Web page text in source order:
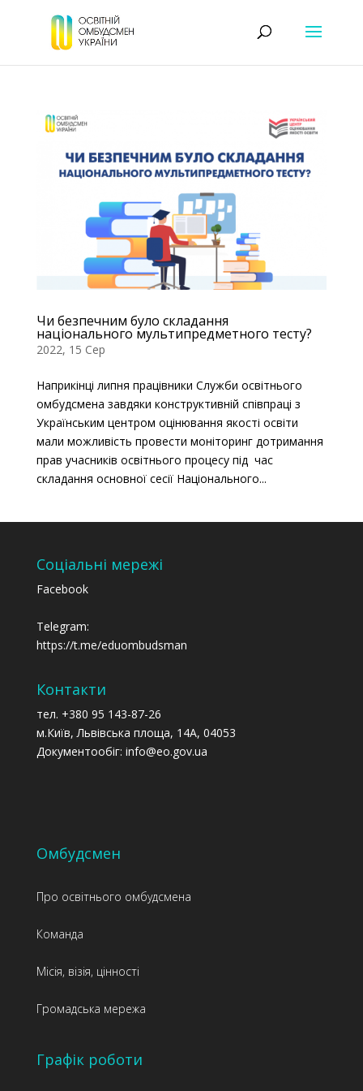
Чи безпечним було складання
національного мультипредметного тесту?
2022, 15 Сер
Наприкінці липня працівники Служби освітнього
омбудсмена завдяки конструктивній співпраці з
Українським центром оцінювання якості освіти
мали можливість провести моніторинг дотримання
прав учасників освітнього процесу під час
складання основної сесії Національного...
Соціальні мережі
Facebook
Telegram:
https://t.me/eduombudsman
Контакти
тел. +380 95 143-87-26
м.Київ, Львівська площа, 14А, 04053
Документообіг: info@eo.gov.ua
Омбудсмен
Про освітнього омбудсмена
Команда
Місія, візія, цінності
Громадська мережа
Графік роботи